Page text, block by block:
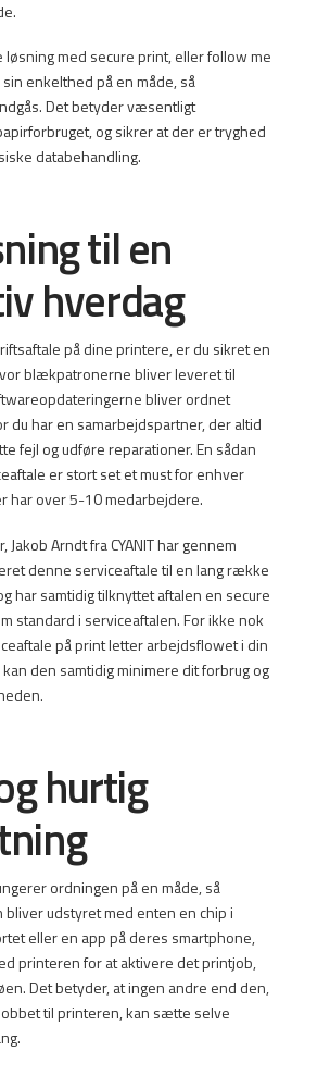
løsning med secure print, eller follow me
enkelthed på en måde, så
Det betyder væsentligt
og sikrer at der er tryghed
databehandling.
til en
hverdag
på dine printere, er du sikret en
blækpatronerne bliver leveret til
bliver ordnet
du har en samarbejdspartner, der altid
fejl og udføre reparationer. En sådan
er stort set et must for enhver
har over 5-10 medarbejdere.
Jakob Arndt fra CYANIT har gennem
denne serviceaftale til en lang række
har samtidig tilknyttet aftalen en secure
standard i serviceaftalen. For ikke nok
på print letter arbejdsflowet i din
den samtidig minimere dit forbrug og
hurtig
ordningen på en måde, så
udstyret med enten en chip i
eller en app på deres smartphone,
printeren for at aktivere det printjob,
Det betyder, at ingen andre end den,
til printeren, kan sætte selve